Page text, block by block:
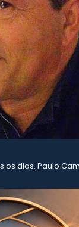
os dias. Paulo